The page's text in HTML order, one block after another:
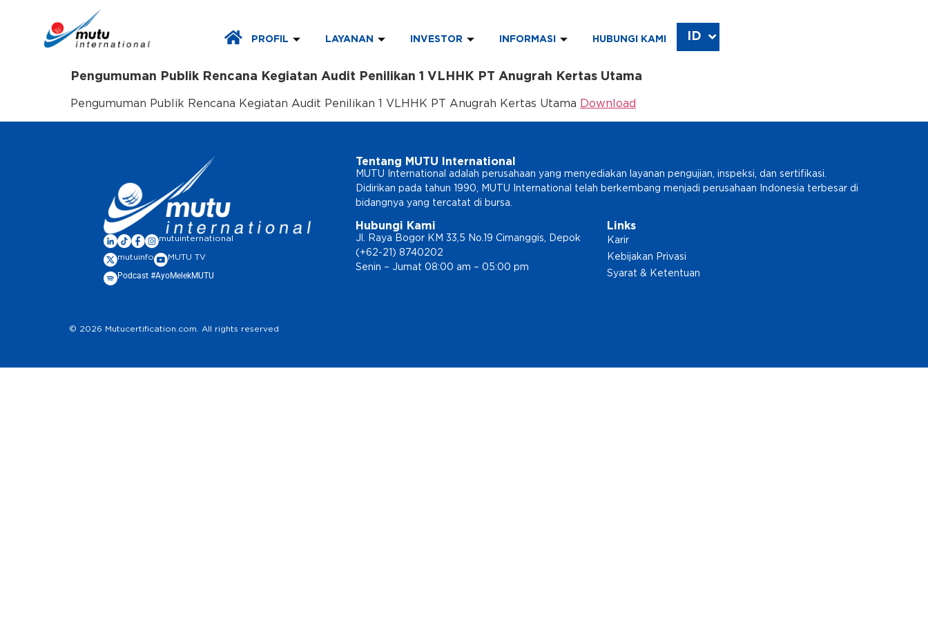
PROFIL LAYANAN INVESTOR INFORMASI HUBUNGI KAMI ID
EN
Pengumuman Publik Rencana Kegiatan Audit Penilikan 1 VLHHK PT Anugrah Kertas Utama
Pengumuman Publik Rencana Kegiatan Audit Penilikan 1 VLHHK PT Anugrah Kertas Utama Download
mutuinternational
mutuinfo MUTU TV
Podcast #AyoMelekMUTU
Tentang MUTU International
MUTU International adalah perusahaan yang menyediakan layanan pengujian, inspeksi, dan sertifikasi.
Didirikan pada tahun 1990, MUTU International telah berkembang menjadi perusahaan Indonesia terbesar di
bidangnya yang tercatat di bursa.
Hubungi Kami
Jl. Raya Bogor KM 33,5 No.19 Cimanggis, Depok
(+62-21) 8740202
Senin – Jumat 08:00 am – 05:00 pm
Links
Karir
Kebijakan Privasi
Syarat & Ketentuan
© 2026 Mutucertification.com. All rights reserved